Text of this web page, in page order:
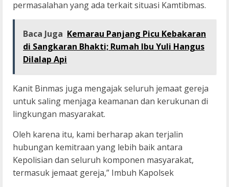
permasalahan yang ada terkait situasi Kamtibmas.
Baca Juga Kemarau Panjang Picu Kebakaran
di Sangkaran Bhakti; Rumah Ibu Yuli Hangus
Dilalap Api
Kanit Binmas juga mengajak seluruh jemaat gereja
untuk saling menjaga keamanan dan kerukunan di
lingkungan masyarakat.
Oleh karena itu, kami berharap akan terjalin
hubungan kemitraan yang lebih baik antara
Kepolisian dan seluruh komponen masyarakat,
termasuk jemaat gereja,” Imbuh Kapolsek